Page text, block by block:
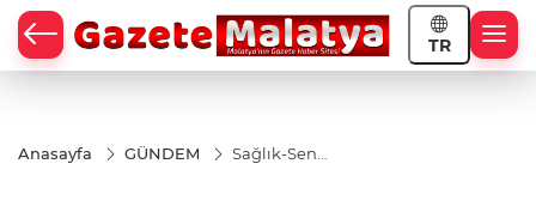
TR
Anasayfa GÜNDEM
Sağlık-Sen